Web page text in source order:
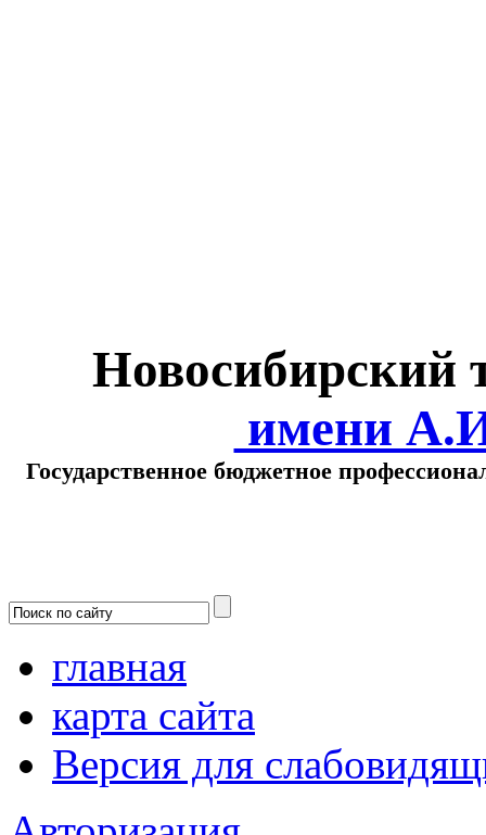
Новосибирский
имени
Государственное бюджетное
главная
карта сайта
Версия для